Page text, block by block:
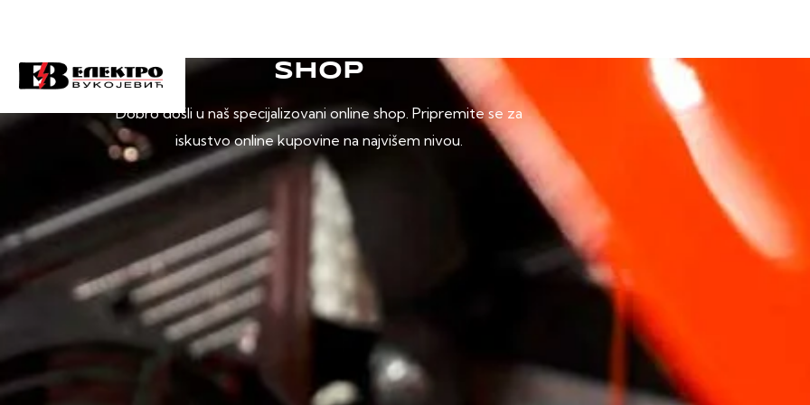
SHOP
Dobro došli u naš specijalizovani online shop. Pripremite se za
iskustvo online kupovine na najvišem nivou.